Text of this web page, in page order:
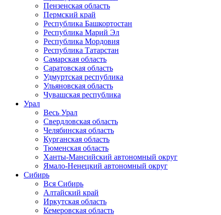
Пензенская область
Пермский край
Республика Башкортостан
Республика Марий Эл
Республика Мордовия
Республика Татарстан
Самарская область
Саратовская область
Удмуртская республика
Ульяновская область
Чувашская республика
Урал
Весь Урал
Свердловская область
Челябинская область
Курганская область
Тюменская область
Ханты-Мансийский автономный округ
Ямало-Ненецкий автономный округ
Сибирь
Вся Сибирь
Алтайский край
Иркутская область
Кемеровская область